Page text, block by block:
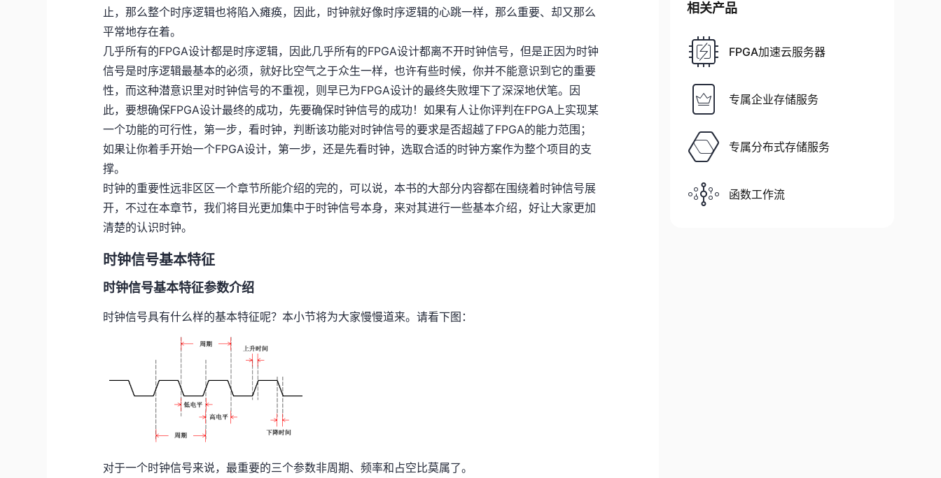
止，那么整个时序逻辑也将陷入瘫痪，因此，时钟就好像时序逻辑的心跳一样，那么重要、却又那么
平常地存在着。
几乎所有的FPGA设计都是时序逻辑，因此几乎所有的FPGA设计都离不开时钟信号，但是正因为时钟
信号是时序逻辑最基本的必须，就好比空气之于众生一样，也许有些时候，你并不能意识到它的重要
性，而这种潜意识里对时钟信号的不重视，则早已为FPGA设计的最终失败埋下了深深地伏笔。因
此，要想确保FPGA设计最终的成功，先要确保时钟信号的成功！如果有人让你评判在FPGA上实现某
一个功能的可行性，第一步，看时钟，判断该功能对时钟信号的要求是否超越了FPGA的能力范围；
如果让你着手开始一个FPGA设计，第一步，还是先看时钟，选取合适的时钟方案作为整个项目的支
撑。
时钟的重要性远非区区一个章节所能介绍的完的，可以说，本书的大部分内容都在围绕着时钟信号展
开，不过在本章节，我们将目光更加集中于时钟信号本身，来对其进行一些基本介绍，好让大家更加
清楚的认识时钟。
时钟信号基本特征
时钟信号基本特征参数介绍
时钟信号具有什么样的基本特征呢？本小节将为大家慢慢道来。请看下图：
对于一个时钟信号来说，最重要的三个参数非周期、频率和占空比莫属了。
相关产品
FPGA加速云服务器
专属企业存储服务
专属分布式存储服务
函数工作流